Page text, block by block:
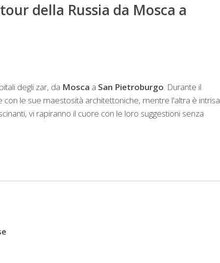
della Russia da Mosca a
degli zar, da Mosca a San Pietroburgo. Durante il
le sue maestosità architettoniche, mentre l'altra è intrisa
vi rapiranno il cuore con le loro suggestioni senza